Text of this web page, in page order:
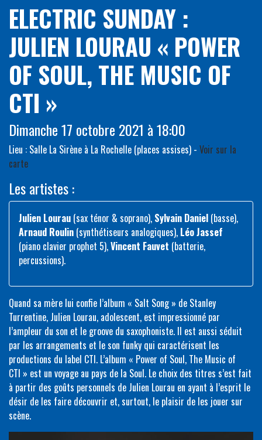
ELECTRIC SUNDAY :
JULIEN LOURAU « POWER
OF SOUL, THE MUSIC OF
CTI »
Dimanche 17 octobre 2021 à 18:00
Lieu : Salle La Sirène à La Rochelle (places assises) - Voir sur la
carte
Les artistes :
Julien Lourau (sax ténor & soprano), Sylvain Daniel (basse),
Arnaud Roulin (synthétiseurs analogiques), Léo Jassef
(piano clavier prophet 5),Vincent Fauvet (batterie,
percussions).
Quand sa mère lui confie l’album « Salt Song » de Stanley
Turrentine, Julien Lourau, adolescent, est impressionné par
l’ampleur du son et le groove du saxophoniste. Il est aussi séduit
par les arrangements et le son funky qui caractérisent les
productions du label CTI. L’album « Power of Soul, The Music of
CTI » est un voyage au pays de la Soul. Le choix des titres s’est fait
à partir des goûts personnels de Julien Lourau en ayant à l’esprit le
désir de les faire découvrir et, surtout, le plaisir de les jouer sur
scène.